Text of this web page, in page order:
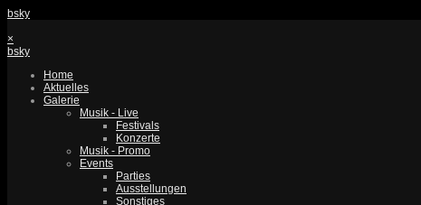
bsky
×
bsky
Home
Aktuelles
Galerie
Musik - Live
Festivals
Konzerte
Musik - Promo
Events
Parties
Ausstellungen
Sonstiges